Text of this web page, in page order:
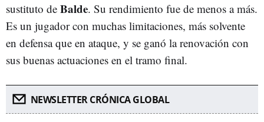
sustituto de Balde. Su rendimiento fue de menos a más.
Es un jugador con muchas limitaciones, más solvente
en defensa que en ataque, y se ganó la renovación con
sus buenas actuaciones en el tramo final.
NEWSLETTER CRÓNICA GLOBAL